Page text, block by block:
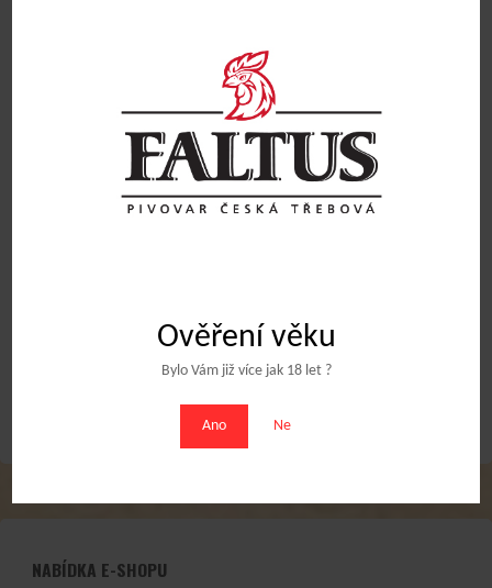
Ověření věku
Bylo Vám již více jak 18 let ?
Ano Ne
Pivní sklo 0,3l typ 17
85 Kč
Pivní sklo 0,5l typ 17
105Kč
Obchodní podmínky
NABÍDKA E-SHOPU